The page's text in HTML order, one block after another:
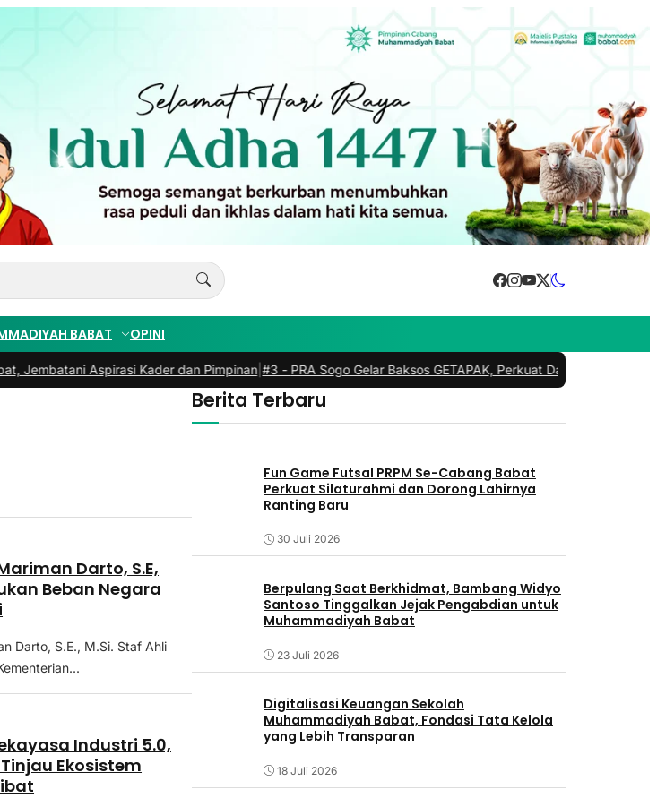
BABAT OPINI
Aspirasi Kader dan Pimpinan |#3 -PRA Sogo Gelar Baksos GETAPAK, Perkuat Dakwah Kemanusiaan dan
Darto, S.E,
Beban Negara
Darto, S.E., M.Si. Staf Ahli
Industri 5.0,
Ekosistem
Berita Terbaru
Fun Game Futsal PRPM Se-Cabang Babat
Perkuat Silaturahmi dan Dorong Lahirnya
Ranting Baru
30 Juli 2026
Berpulang Saat Berkhidmat, Bambang Widyo
Santoso Tinggalkan Jejak Pengabdian untuk
Muhammadiyah Babat
23 Juli 2026
Digitalisasi Keuangan Sekolah
Muhammadiyah Babat, Fondasi Tata Kelola
yang Lebih Transparan
18 Juli 2026